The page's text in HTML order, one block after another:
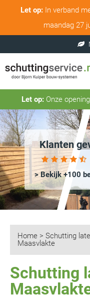
Let op:In verband
maandag 27
Let op:Onze
Klanten
> Bekijk +100
Home > Schutting
Maasvlakte
Schutting